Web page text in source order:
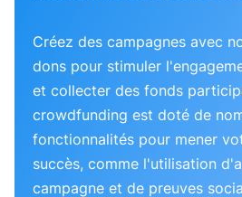
Créez des campagnes avec
dons pour stimuler
et collecter des fonds
crowdfunding est doté de
fonctionnalités pour mener
succès, comme l'utilisation
campagne et de preuves